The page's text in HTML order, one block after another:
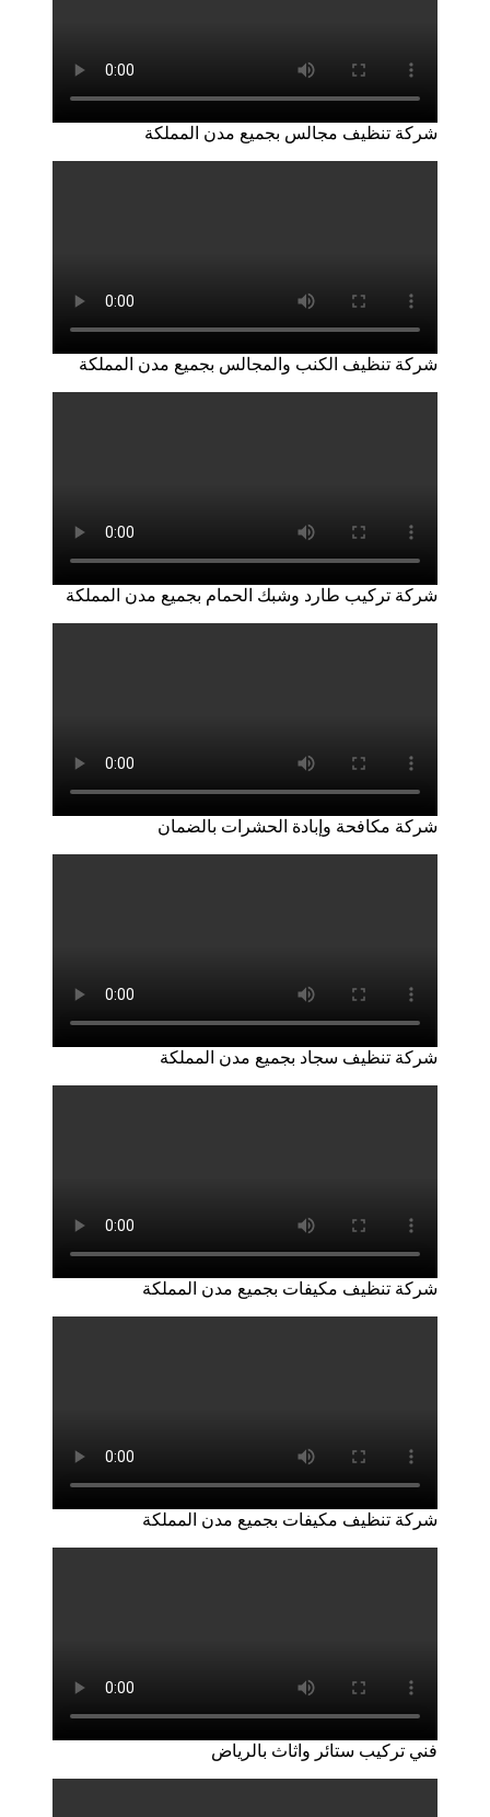
شركة تنظيف مجالس بجميع مدن المملكة
شركة تنظيف الكنب والمجالس بجميع مدن المملكة
شركة تركيب طارد وشبك الحمام بجميع مدن المملكة
شركة مكافحة وإبادة الحشرات بالضمان
شركة تنظيف سجاد بجميع مدن المملكة
شركة تنظيف مكيفات بجميع مدن المملكة
شركة تنظيف مكيفات بجميع مدن المملكة
فني تركيب ستائر واثاث بالرياض